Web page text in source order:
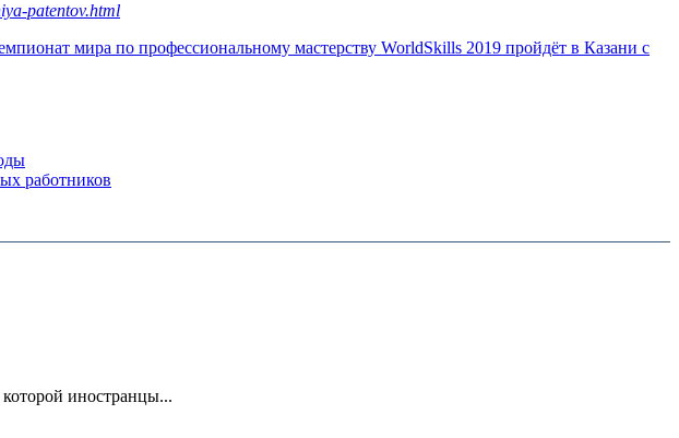
patentov.html
мира по профессиональному мастерству WorldSkills 2019 пройдёт в Казани c
работников
иностранцы...